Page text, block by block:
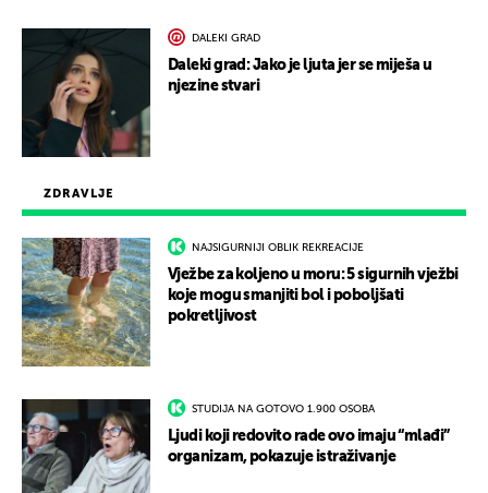
ZDRAVLJE
NAJSIGURNIJI OBLIK REKREACIJE
Vježbe za koljeno u moru: 5 sigurnih vježbi
koje mogu smanjiti bol i poboljšati
pokretljivost
STUDIJA NA GOTOVO 1.900 OSOBA
Ljudi koji redovito rade ovo imaju “mlađi”
organizam, pokazuje istraživanje
DALEKI GRAD
Daleki grad: Jako je ljuta jer se miješa u
njezine stvari